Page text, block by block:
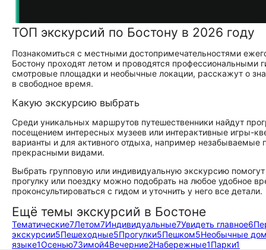
ТОП экскурсий по Бостону в 2026 году
Познакомиться с местными достопримечательностями
Бостону проходят летом и проводятся
смотровые площадки и необычные локации, расскажут о
в свободное время.
Какую экскурсию выбрать
Среди уникальных маршрутов путешественники найдут
посещением интересных музеев или интерактивные игры-
варианты и для активного отдыха, например
прекрасными видами.
Выбрать групповую или индивидуальную экскурсию
прогулку или поездку можно подобрать на любое удобное
проконсультироваться с гидом и уточнить у него все детали.
Ещё темы экскурсий в Бостоне
Тематические7Летом7Индивидуальные7Увидеть главное6
экскурсии5Пешеходные5Прогулки5Пешком5Необычные
языке1Осенью7Зимой4Вечерние2Набережные1Парки1